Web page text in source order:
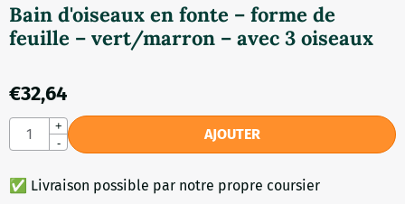
Bain d'oiseaux en fonte – forme de
feuille – vert/marron – avec 3 oiseaux
€32,64
Quantité
+
-
AJOUTER
✅ Livraison possible par notre propre coursier